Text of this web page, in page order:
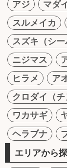
アジ マダ
スルメイカ
スズキ（シー
ニジマス
ヒラメ
ア
クロダイ（チ
ワカサギ
ヘラブナ
エリアから